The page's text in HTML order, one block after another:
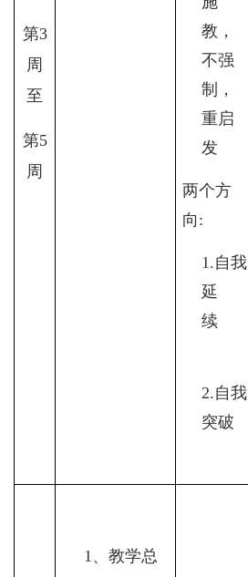
第3
周
至
第5
周
教，
不强
制，
重启
发
两个方
向 :
1.自我
延
续
2.自我
突破
1、教学总